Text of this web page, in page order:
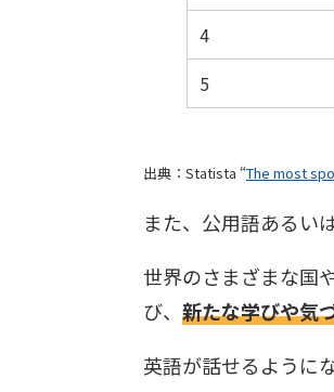
4
5
出典：Statista “The most
また、公用語あるい
世界のさまざまな国
び、 新たな学びや気
英語が話せるように